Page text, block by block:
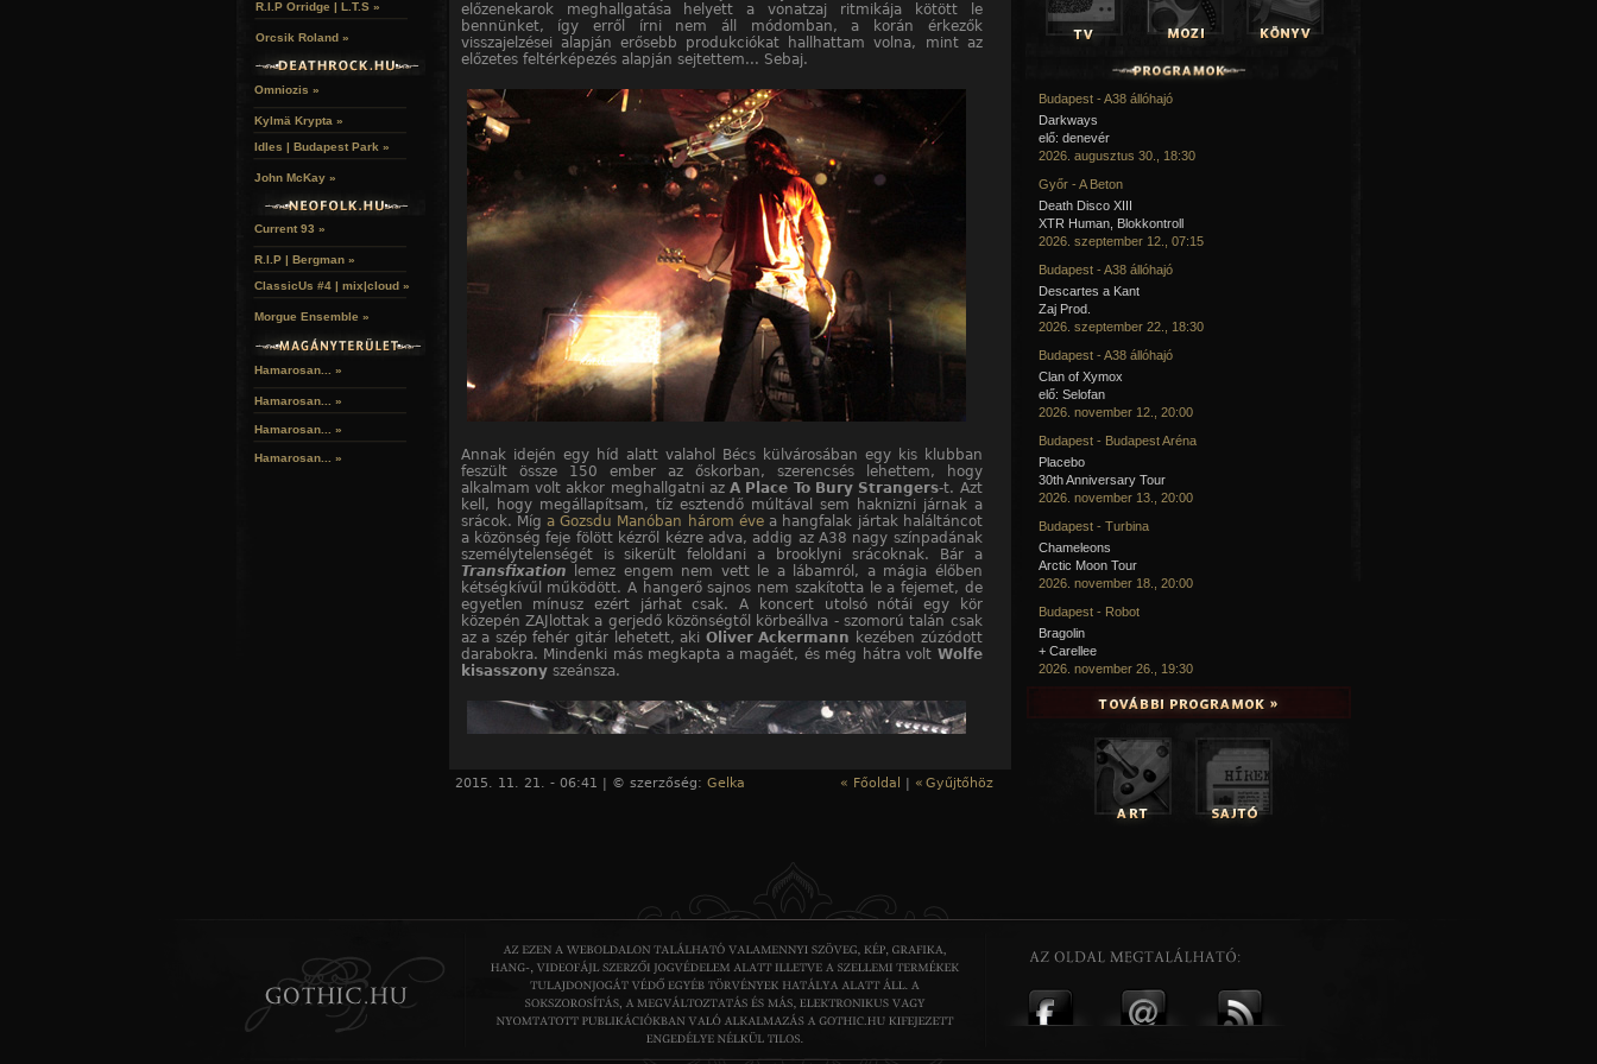
előzenekarok meghallgatása helyett a vonatzaj ritmikája kötött le
bennünket, így erről írni nem áll módomban, a korán érkezők
visszajelzései alapján erősebb produkciókat hallhattam volna, mint az
előzetes feltérképezés alapján sejtettem... Sebaj.
Annak idején egy híd alatt valahol Bécs külvárosában egy kis klubban
feszült össze 150 ember az őskorban, szerencsés lehettem, hogy
alkalmam volt akkor meghallgatni azA Place To Bury Strangers-t. Azt
kell, hogy megállapítsam, tíz esztendő múltával sem haknizni járnak a
srácok. Míga Gozsdu Manóban három évea hangfalak jártak haláltáncot
a közönség feje fölött kézről kézre adva, addig az A38 nagy színpadának
személytelenségét is sikerült feloldani a brooklyni srácoknak. Bár a
Transfixation lemez engem nem vett le a lábamról, a mágia élőben
kétségkívűl működött. A hangerő sajnos nem szakította le a fejemet, de
egyetlen mínusz ezért járhat csak. A koncert utolsó nótái egy kör
közepén ZAJlottak a gerjedő közönségtől körbeállva - szomorú talán csak
az a szép fehér gitár lehetett, aki Oliver Ackermann kezében zúzódott
darabokra. Mindenki más megkapta a magáét, és még hátra volt Wolfe
kisasszonyszeánsza.
2015. 11. 21. - 06:41 | © szerzőség: Gelka « Főoldal | « Gyűjtőhöz
R.I.P Orridge | L.T.S »
Orcsik Roland »
Omniozis »
Kylmä Krypta »
Idles | Budapest Park »
John McKay »
Current 93 »
R.I.P | Bergman »
ClassicUs #4 | mix|cloud »
Morgue Ensemble »
Hamarosan... »
Hamarosan... »
Hamarosan... »
Hamarosan... »
Budapest - A38 állóhajó
Darkways
elő: denevér
2026. augusztus 30., 18:30
Győr - A Beton
Death Disco XIII
XTR Human, Blokkontroll
2026. szeptember 12., 07:15
Budapest - A38 állóhajó
Descartes a Kant
Zaj Prod.
2026. szeptember 22., 18:30
Budapest - A38 állóhajó
Clan of Xymox
elő: Selofan
2026. november 12., 20:00
Budapest - Budapest Aréna
Placebo
30th Anniversary Tour
2026. november 13., 20:00
Budapest - Turbina
Chameleons
Arctic Moon Tour
2026. november 18., 20:00
Budapest - Robot
Bragolin
+ Carellee
2026. november 26., 19:30